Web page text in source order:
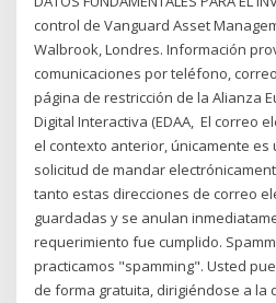
control de Vanguard Asset
Walbrook, Londres. Información
comunicaciones por teléfono,
página de restricción de la Alianza
Digital Interactiva (EDAA, El correo
el contexto anterior, únicamente es
solicitud de mandar
tanto estas direcciones de correo
guardadas y se anulan
requerimiento fue cumplido.
practicamos "spamming". Usted
de forma gratuita, dirigiéndose a la